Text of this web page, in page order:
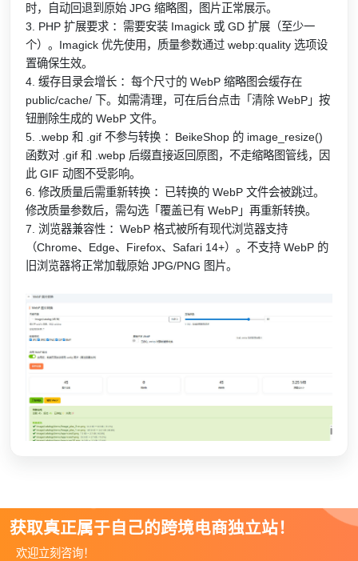
时，自动回退到原始 JPG 缩略图，图片正常展示。
3. PHP 扩展要求 ：需要安装 Imagick 或 GD 扩展（至少一
个）。Imagick 优先使用，质量参数通过 webp:quality 选项设
置确保生效。
4. 缓存目录会增长 ：每个尺寸的 WebP 缩略图会缓存在
public/cache/ 下。如需清理，可在后台点击「清除 WebP」按
钮删除生成的 WebP 文件。
5. .webp 和 .gif 不参与转换 ：BeikeShop 的 image_resize()
函数对 .gif 和 .webp 后缀直接返回原图，不走缩略图管线，因
此 GIF 动图不受影响。
6. 修改质量后需重新转换 ：已转换的 WebP 文件会被跳过。
修改质量参数后，需勾选「覆盖已有 WebP」再重新转换。
7. 浏览器兼容性 ：WebP 格式被所有现代浏览器支持
（Chrome、Edge、Firefox、Safari 14+）。不支持 WebP 的
旧浏览器将正常加载原始 JPG/PNG 图片。
获取真正属于自己的跨境电商独立站！
欢迎立刻咨询！